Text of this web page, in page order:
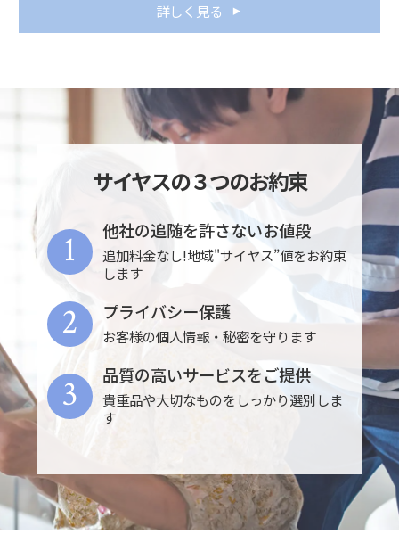
詳しく見る
サイヤスの３つのお約束
他社の追随を許さないお値段
追加料金なし!地域"サイヤス”値をお約束
します
1
プライバシー保護
お客様の個人情報・秘密を守ります
2
品質の高いサービスをご提供
貴重品や大切なものをしっかり選別しま
す
3